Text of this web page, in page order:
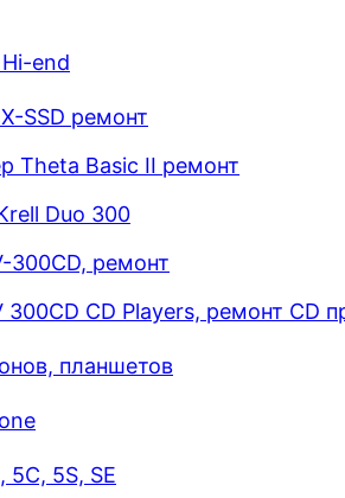
end
SSD ремонт
Theta Basic II ремонт
Duo 300
300CD, ремонт
300CD CD Players, ремонт CD
планшетов
5C, 5S, SE